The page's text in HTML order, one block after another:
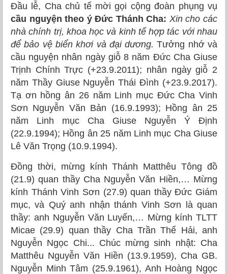
Đầu lễ, Cha chủ tế mời gọi cộng đoàn phụng vụ
cầu nguyện theo ý Đức Thánh Cha: Xin cho các
nhà chính trị, khoa học và kinh tế hợp tác với nhau
để bảo vệ biển khơi và đại dương.Tưởng nhớ và
cầu nguyện nhân ngày giỗ 8 năm Đức Cha Giuse
Trịnh Chính Trực (+23.9.2011); nhân ngày giỗ 2
năm Thầy Giuse Nguyễn Thái Đình (+23.9.2017).
Tạ ơn hồng ân 26 năm Linh mục Đức Cha Vinh
Sơn Nguyễn Văn Bản (16.9.1993); Hồng ân 25
năm Linh mục Cha Giuse Nguyễn Ý Định
(22.9.1994); Hồng ân 25 năm Linh mục Cha Giuse
Lê Văn Trọng (10.9.1994).
Đồng thời, mừng kính Thánh Matthêu Tông đồ
(21.9) quan thầy Cha Nguyễn Văn Hiền,… Mừng
kính Thánh Vinh Sơn (27.9) quan thầy Đức Giám
mục, và Quý anh nhận thánh Vinh Sơn là quan
thầy: anh Nguyễn Văn Luyến,… Mừng kính TLTT
Micae (29.9) quan thầy Cha Trần Thế Hải, anh
Nguyễn Ngọc Chi... Chúc mừng sinh nhật: Cha
Matthêu Nguyễn Văn Hiền (13.9.1959), Cha GB.
Nguyễn Minh Tâm (25.9.1961), Anh Hoàng Ngọc